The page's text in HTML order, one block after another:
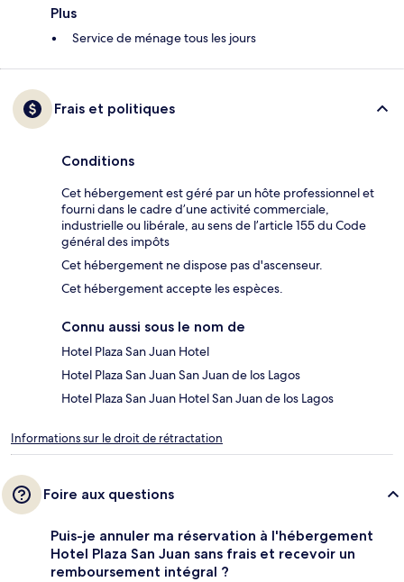
Plus
Service de ménage tous les jours
Frais et politiques
Conditions
Cet hébergement est géré par un hôte professionnel et
fourni dans le cadre d’une activité commerciale,
industrielle ou libérale, au sens de l’article 155 du Code
général des impôts
Cet hébergement ne dispose pas d'ascenseur.
Cet hébergement accepte les espèces.
Connu aussi sous le nom de
Hotel Plaza San Juan Hotel
Hotel Plaza San Juan San Juan de los Lagos
Hotel Plaza San Juan Hotel San Juan de los Lagos
Informations sur le droit de rétractation
Foire aux questions
Puis-je annuler ma réservation à l'hébergement
Hotel Plaza San Juan sans frais et recevoir un
remboursement intégral ?